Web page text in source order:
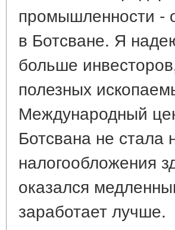
промышленности -
в Ботсване. Я
больше
полезных
Международный
Ботсвана не
налогообложения
оказался
заработает лучше.